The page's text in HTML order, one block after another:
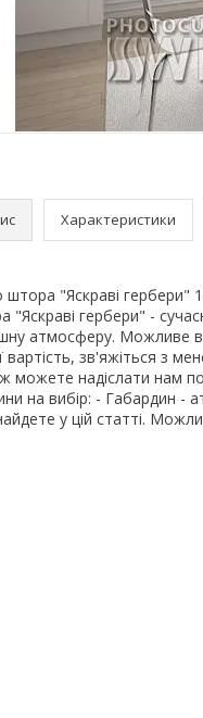
Характеристики
"Яскраві гербери"
"Яскраві гербери" -
атмосферу. Можливе
вартість, зв'яжіться з
можете надіслати нам
на вибір: - Габардин -
у цій статті.